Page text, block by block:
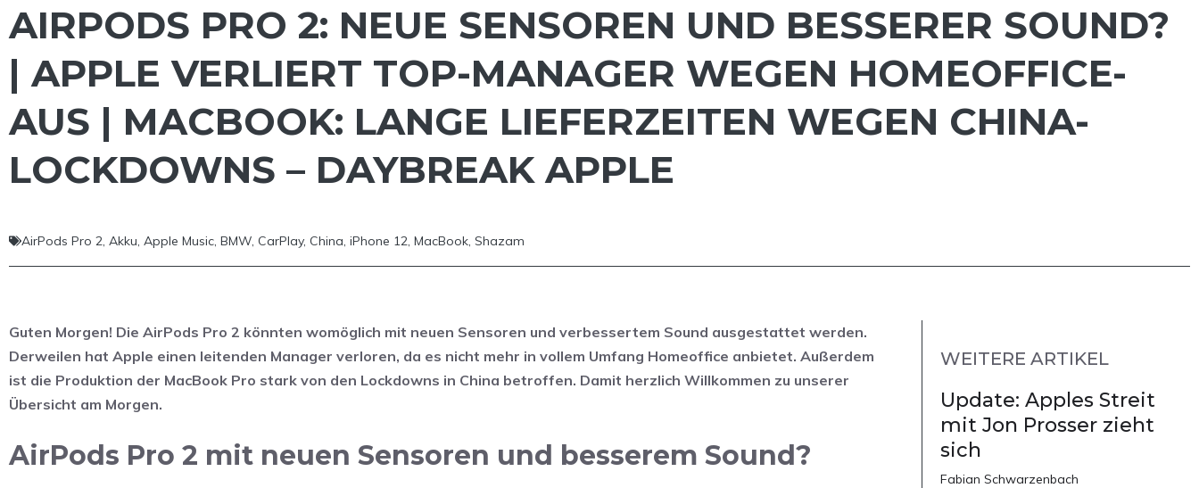
AIRPODS PRO 2: NEUE SENSOREN UND BESSERER SOUND?
| APPLE VERLIERT TOP-MANAGER WEGEN HOMEOFFICE-
AUS | MACBOOK: LANGE LIEFERZEITEN WEGEN CHINA-
LOCKDOWNS – DAYBREAK APPLE
AirPods Pro 2 Akku Apple Music BMW CarPlay, China iPhone 12 MacBook Shazam
Guten Morgen! Die AirPods Pro 2 könnten womöglich mit neuen Sensoren und verbessertem Sound ausgestattet werden.
Derweilen hat Apple einen leitenden Manager verloren, da es nicht mehr in vollem Umfang Homeoffice anbietet. Außerdem
ist die Produktion der MacBook Pro stark von den Lockdowns in China betroffen. Damit herzlich Willkommen zu unserer
Übersicht am Morgen.
AirPods Pro 2 mit neuen Sensoren und besserem Sound?
WEITERE ARTIKEL
Update: Apples Streit
mit Jon Prosser zieht
sich
Fabian Schwarzenbach